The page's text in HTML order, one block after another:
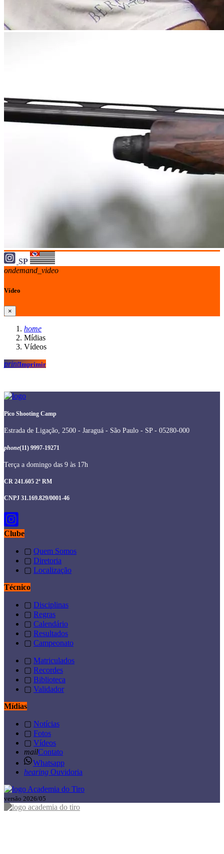
SP
ondemand_video
Vídeo
×
home
Mídias
Vídeos
printImprimir
Pico Shooting Camp
Estrada de Ligação, 2500 - Jaraguá - São Paulo - SP - 05280-000
phone(11) 9997-19271
Terça a domingo das 9 às 17h
CR 241.605 2ª RM
CNPJ 31.169.829/0001-46
Clube
▢ Quem Somos
▢ Diretoria
▢ Localização
Técnico
▢ Disciplinas
▢ Regras
▢ Calendário
▢ Resultados
▢ Campeonato
▢ Matriculados
▢ Recordes
▢ Biblioteca
▢ Validador
Mídias
▢ Notícias
▢ Fotos
▢ Vídeos
mailContato
Whatsapp
hearing Ouvidoria
versão 2026/05